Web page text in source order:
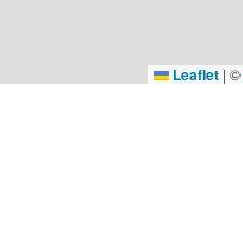
Leaflet | ©